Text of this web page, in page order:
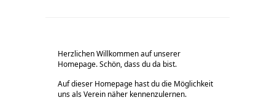
Herzlichen Willkommen auf unserer
Homepage. Schön, dass du da bist.
Auf dieser Homepage hast du die Möglichkeit
uns als Verein näher kennenzulernen.